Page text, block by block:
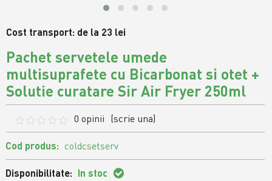
Cost transport: de la 23 lei
Pachet servetele umede
multisuprafete cu Bicarbonat si otet +
Solutie curatare Sir Air Fryer 250ml
0 opinii (scrie una)
Cod produs: coldcsetserv
Disponibilitate: In stoc